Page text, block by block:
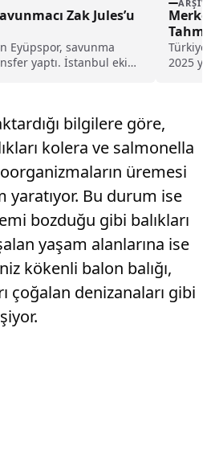
Zak Jules’u
Eyüpspor, savunma
yaptı. İstanbul ekibi,
ARŞIV
Türkiye
2025
bilgilere göre,
kolera ve salmonella
üremesi
yaratıyor. Bu durum ise
bozduğu gibi balıkları
yaşam alanlarına ise
kökenli balon balığı,
çoğalan denizanaları gibi